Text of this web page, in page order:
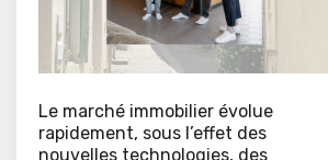
Le marché immobilier évolue
rapidement, sous l’effet des
nouvelles technologies, des